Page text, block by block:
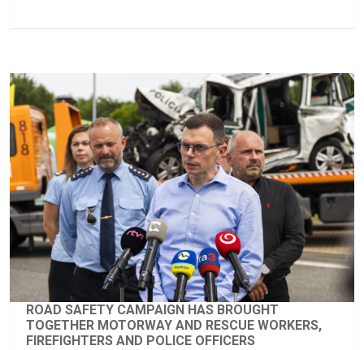
ROAD SAFETY CAMPAIGN HAS BROUGHT
TOGETHER MOTORWAY AND RESCUE WORKERS,
FIREFIGHTERS AND POLICE OFFICERS